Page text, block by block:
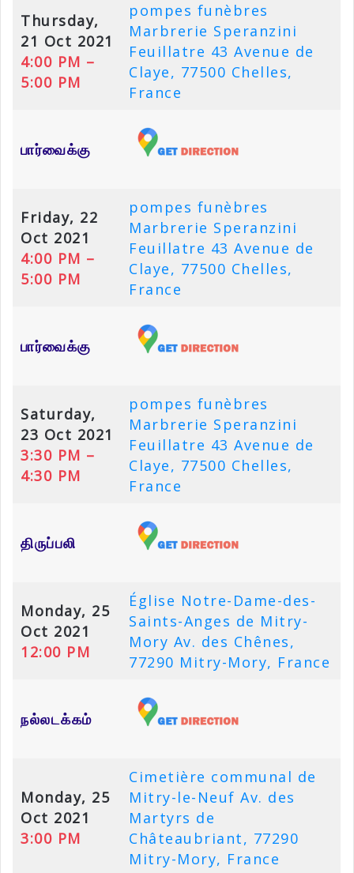
Thursday,
21 Oct 2021
4:00 PM –
5:00 PM
pompes funèbres
Marbrerie Speranzini
Feuillatre 43 Avenue de
Claye, 77500 Chelles,
France
பார்வைக்கு
Friday, 22
Oct 2021
4:00 PM –
5:00 PM
pompes funèbres
Marbrerie Speranzini
Feuillatre 43 Avenue de
Claye, 77500 Chelles,
France
பார்வைக்கு
Saturday,
23 Oct 2021
3:30 PM –
4:30 PM
pompes funèbres
Marbrerie Speranzini
Feuillatre 43 Avenue de
Claye, 77500 Chelles,
France
திருப்பலி
Monday, 25
Oct 2021
12:00 PM
Église Notre-Dame-des-
Saints-Anges de Mitry-
Mory Av. des Chênes,
77290 Mitry-Mory, France
நல்லடக்கம்
Monday, 25
Oct 2021
3:00 PM
Cimetière communal de
Mitry-le-Neuf Av. des
Martyrs de
Châteaubriant, 77290
Mitry-Mory, France